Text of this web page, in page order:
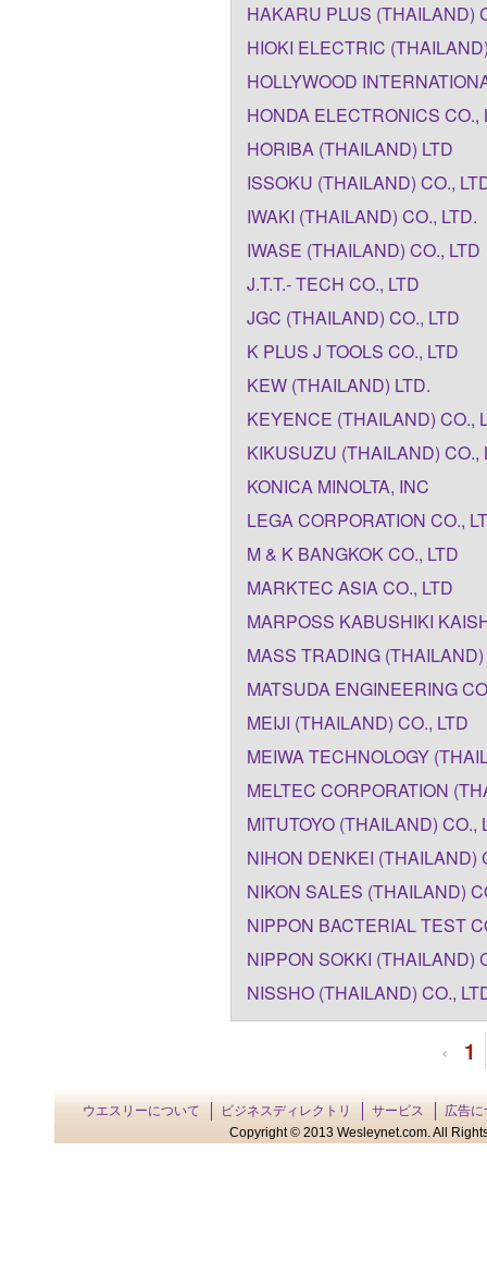
HAKARU PLUS (THAILAND)
HIOKI ELECTRIC
HOLLYWOOD
HONDA ELECTRONICS CO.,
HORIBA (THAILAND) LTD
ISSOKU (THAILAND) CO.,
IWAKI (THAILAND) CO., LTD.
IWASE (THAILAND) CO., LTD
J.T.T.- TECH CO., LTD
JGC (THAILAND) CO., LTD
K PLUS J TOOLS CO., LTD
KEW (THAILAND) LTD.
KEYENCE (THAILAND) CO.,
KIKUSUZU (THAILAND) CO.,
KONICA MINOLTA, INC
LEGA CORPORATION CO.,
M & K BANGKOK CO., LTD
MARKTEC ASIA CO., LTD
MARPOSS KABUSHIKI
MASS TRADING (THAILAND)
MATSUDA ENGINEERING
MEIJI (THAILAND) CO., LTD
MEIWA TECHNOLOGY
MELTEC CORPORATION
MITUTOYO (THAILAND) CO.,
NIHON DENKEI (THAILAND)
NIKON SALES (THAILAND)
NIPPON BACTERIAL TEST
NIPPON SOKKI (THAILAND)
NISSHO (THAILAND) CO.,
‹ 1
ウエスリーについて ビジネスディレクトリ サービス
広告に
Copyright © 2013 Wesleynet.com. All